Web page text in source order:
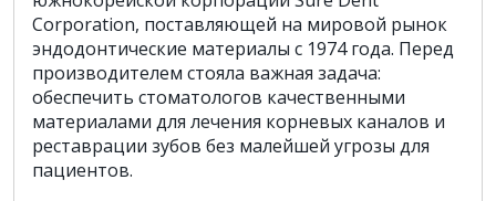
Corporation, поставляющей на мировой рынок
эндодонтические материалы с 1974 года. Перед
производителем стояла важная задача:
обеспечить стоматологов качественными
материалами для лечения корневых каналов и
реставрации зубов без малейшей угрозы для
пациентов.